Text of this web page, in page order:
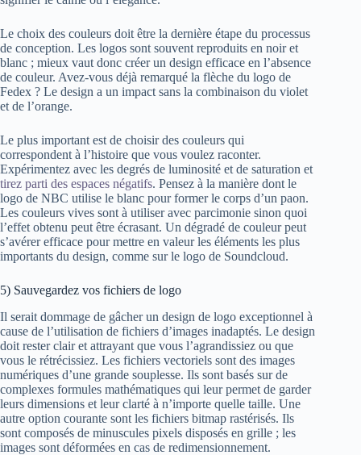
Le choix des couleurs doit être la dernière étape du processus
de conception. Les logos sont souvent reproduits en noir et
blanc ; mieux vaut donc créer un design efficace en l’absence
de couleur. Avez-vous déjà remarqué la flèche du logo de
Fedex ? Le design a un impact sans la combinaison du violet
et de l’orange.
Le plus important est de choisir des couleurs qui
correspondent à l’histoire que vous voulez raconter.
Expérimentez avec les degrés de luminosité et de saturation et
tirez parti des espaces négatifs. Pensez à la manière dont le
logo de NBC utilise le blanc pour former le corps d’un paon.
Les couleurs vives sont à utiliser avec parcimonie sinon quoi
l’effet obtenu peut être écrasant. Un dégradé de couleur peut
s’avérer efficace pour mettre en valeur les éléments les plus
importants du design, comme sur le logo de Soundcloud.
5) Sauvegardez vos fichiers de logo
Il serait dommage de gâcher un design de logo exceptionnel à
cause de l’utilisation de fichiers d’images inadaptés. Le design
doit rester clair et attrayant que vous l’agrandissiez ou que
vous le rétrécissiez. Les fichiers vectoriels sont des images
numériques d’une grande souplesse. Ils sont basés sur de
complexes formules mathématiques qui leur permet de garder
leurs dimensions et leur clarté à n’importe quelle taille. Une
autre option courante sont les fichiers bitmap rastérisés. Ils
sont composés de minuscules pixels disposés en grille ; les
images sont déformées en cas de redimensionnement.